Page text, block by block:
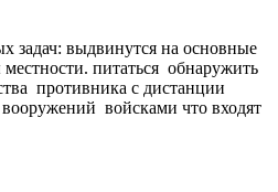
задач: выдвинутся на основные
питаться обнаружить
противника с дистанции
войсками что входят